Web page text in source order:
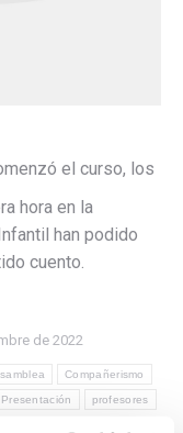
el curso, los
hora en la
han podido
cuento.
de 2022
Compañerismo
Presentación profesores